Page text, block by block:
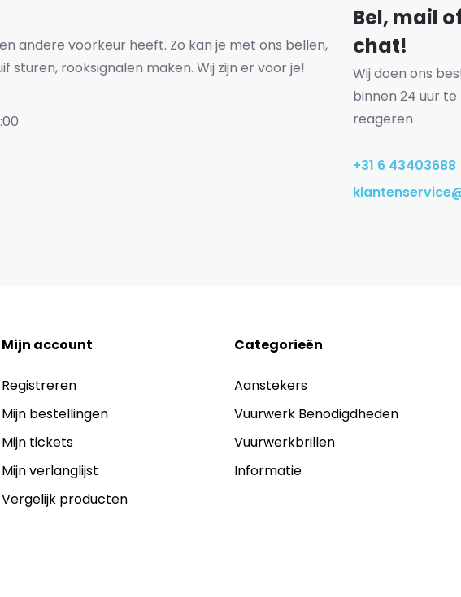
andere voorkeur heeft. Zo kan je met ons bellen,
sturen, rooksignalen maken. Wij zijn er voor je!
Bel, mail
chat!
Wij doen ons
binnen 24 uur te
reageren
+31 6 43403688
Mijn account
Registreren
Mijn bestellingen
Mijn tickets
Mijn verlanglijst
Vergelijk producten
Categorieën
Aanstekers
Vuurwerk Benodigdheden
Vuurwerkbrillen
Informatie